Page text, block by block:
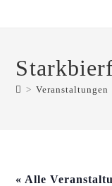
> Veranstaltungen
« Alle